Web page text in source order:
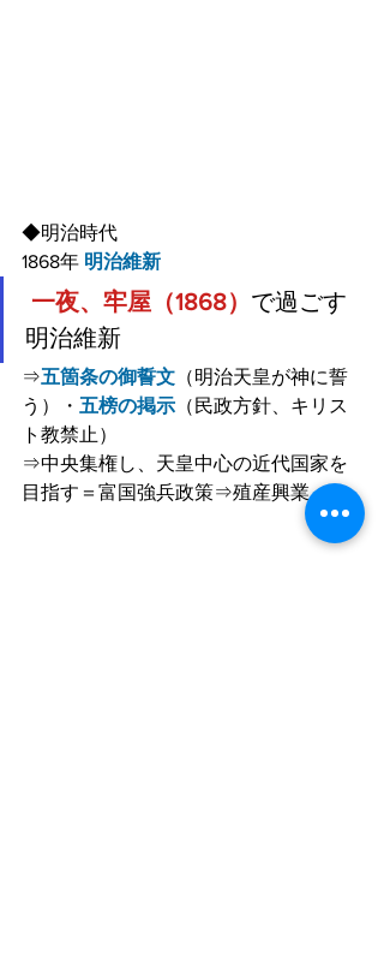
◆明治時代
1868年 明治維新
一夜、牢屋（1868） で過ごす
明治維新
⇒五箇条の御誓文 （明治天皇が神に誓
う）・ 五榜の掲示 （民政方針、キリス
ト教禁止）
⇒中央集権し、天皇中心の近代国家を
目指す＝富国強兵政策⇒殖産興業